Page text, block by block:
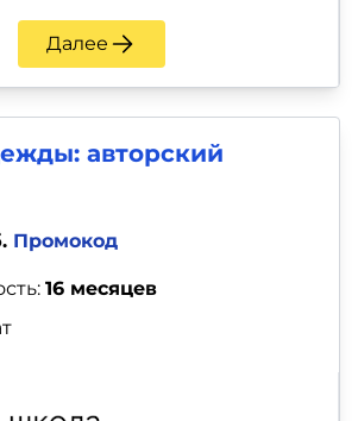
Далее
авторский
Промокод
16 месяцев